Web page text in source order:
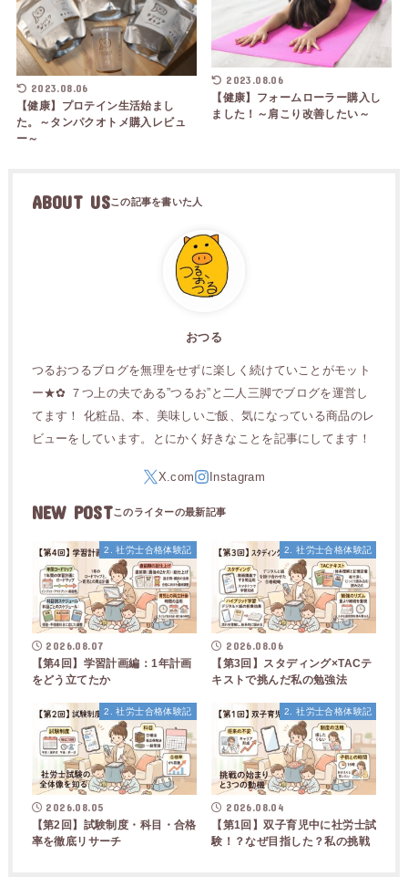
2023.08.06
【健康】プロテイン生活始まし
た。～タンパクオトメ購入レビュ
ー～
2023.08.06
【健康】フォームローラー購入し
ました！～肩こり改善したい～
ABOUT US
おつる
つるおつるブログを無理をせずに楽しく続けていことがモット
ー★✿ ７つ上の夫である”つるお”と二人三脚でブログを運営し
てます！ 化粧品、本、美味しいご飯、気になっている商品のレ
ビューをしています。とにかく好きなことを記事にしてます！
NEW POST
2. 社労士合格体験記
2026.08.07
【第4回】学習計画編：1年計画
をどう立てたか
2. 社労士合格体験記
2026.08.06
【第3回】スタディング×TACテ
キストで挑んだ私の勉強法
2. 社労士合格体験記
2026.08.05
【第2回】試験制度・科目・合格
率を徹底リサーチ
2. 社労士合格体験記
2026.08.04
【第1回】双子育児中に社労士試
験！？なぜ目指した？私の挑戦